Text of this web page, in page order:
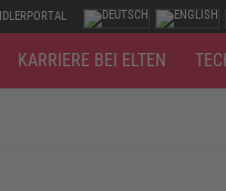
KARRIERE BEI ELTEN